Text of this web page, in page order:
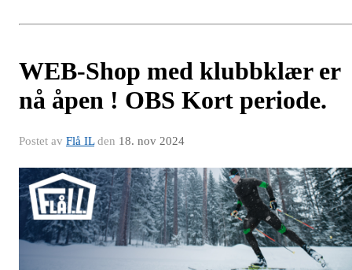
WEB-Shop med klubbklær er
nå åpen ! OBS Kort periode.
Postet av Flå ILden 18. nov 2024